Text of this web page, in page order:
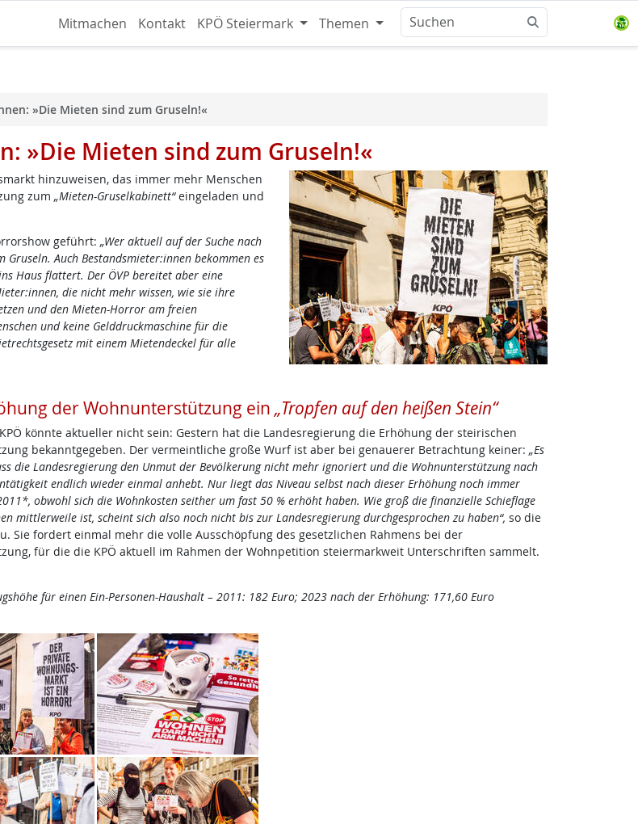
Mitmachen Kontakt KPÖ Steiermark Themen
»Die Mieten sind zum Gruseln!«
»Die Mieten sind zum Gruseln!«
hinzuweisen, das immer mehr Menschen
zum „Mieten-Gruselkabinett“eingeladen und
geführt: „Wer aktuell auf der Suche nach
Auch Bestandsmieter:innen bekommen es
Haus flattert. Der ÖVP bereitet aber eine
die nicht mehr wissen, wie sie ihre
und den Mieten-Horror am freien
und keine Gelddruckmaschine für die
mit einem Mietendeckel für alle
der Wohnunterstützung ein „Tropfen auf den heißen Stein“
könnte aktueller nicht sein: Gestern hat die Landesregierung die Erhöhung der steirischen
bekanntgegeben. Der vermeintliche große Wurf ist aber bei genauerer Betrachtung keiner: „Es
die Landesregierung den Unmut der Bevölkerung nicht mehr ignoriert und die Wohnunterstützung nach
endlich wieder einmal anhebt. Nur liegt das Niveau selbst nach dieser Erhöhung noch immer
*, obwohl sich die Wohnkosten seither um fast 50 % erhöht haben. Wie groß die finanzielle Schieflage
mittlerweile ist, scheint sich also noch nicht bis zur Landesregierung durchgesprochen zu haben“, so die
Sie fordert einmal mehr die volle Ausschöpfung des gesetzlichen Rahmens bei der
für die die KPÖ aktuell im Rahmen der Wohnpetition steiermarkweit Unterschriften sammelt.
für einen Ein-Personen-Haushalt – 2011: 182 Euro; 2023 nach der Erhöhung: 171,60 Euro